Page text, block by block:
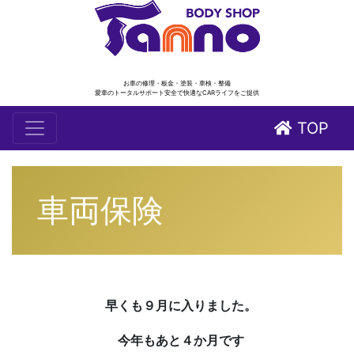
お車の修理・板金・塗装・車検・整備
愛車のトータルサポート安全で快適なCARライフをご提供
TOP
車両保険
早くも９月に入りました。
今年もあと４か月です